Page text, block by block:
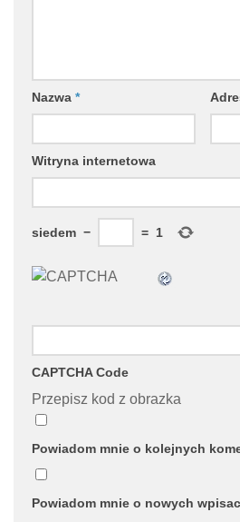
Nazwa *
Witryna internetowa
siedem − = 1
CAPTCHA Code
Przepisz kod z obrazka
Powiadom mnie o kolejnych
Powiadom mnie o nowych